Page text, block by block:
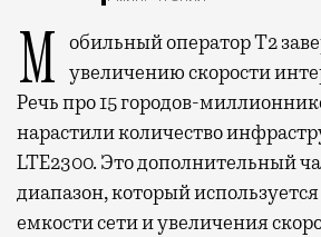
Мобильный оператор Т2 завершил работы по увеличению скорости
Речь про 15 городов-
нарастили количество
LTE2300. Это дополнительный
диапазон, который
емкости сети и увеличения